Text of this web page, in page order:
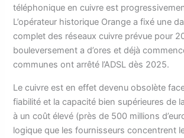
téléphonique en cuivre est
L’opérateur historique Orange a fixé une
complet des réseaux cuivre prévue pour
bouleversement a d’ores et déjà
communes ont arrêté l’ADSL dès 2025.
Le cuivre est en effet devenu obsolète
fiabilité et la capacité bien supérieures de
à un coût élevé (près de 500 millions
logique que les fournisseurs concentrent